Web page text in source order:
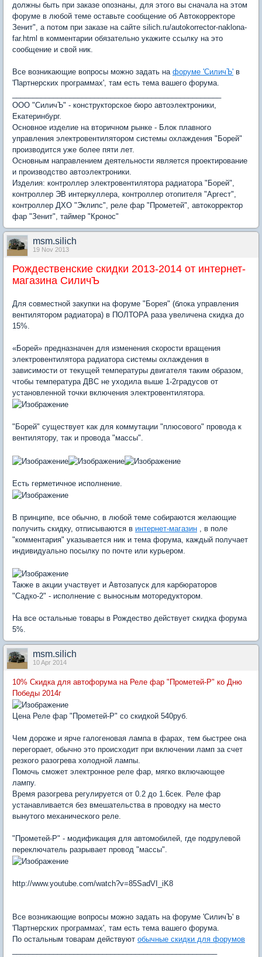
должны быть при заказе опознаны, для этого вы сначала на этом
форуме в любой теме оставьте сообщение об Автокорректоре
Зенит", а потом при заказе на сайте silich.ru/autokorrector-naklona-
far.html в комментарии обязательно укажите ссылку на это
сообщение и свой ник.
Все возникающие вопросы можно задать на форуме 'СиличЪ' в
'Партнерских программах', там есть тема вашего форума.
ООО "СиличЪ" - конструкторское бюро автоэлектроники,
Екатеринбург.
Основное изделие на вторичном рынке - Блок плавного
управления электровентилятором системы охлаждения "Борей"
производится уже более пяти лет.
Основным направлением деятельности является проектирование
и производство автоэлектроники.
Изделия: контроллер электровентилятора радиатора "Борей",
контроллер ЭВ интеркуллера, контроллер отопителя "Аргест",
контроллер ДХО "Эклипс", реле фар "Прометей", автокорректор
фар "Зенит", таймер "Кронос"
msm.silich
19 Nov 2013
Рождественские скидки 2013-2014 от интернет-
магазина СиличЪ
Для совместной закупки на форуме "Борея" (блока управления
вентилятором радиатора) в ПОЛТОРА раза увеличена скидка до
15%.
«Борей» предназначен для изменения скорости вращения
электровентилятора радиатора системы охлаждения в
зависимости от текущей температуры двигателя таким образом,
чтобы температура ДВС не уходила выше 1-2градусов от
установленной точки включения электровентилятора.
"Борей" существует как для коммутации "плюсового" провода к
вентилятору, так и провода "массы".
Есть герметичное исполнение.
В принципе, все обычно, в любой теме собираются желающие
получить скидку, отписываются в интернет-магазин , в поле
"комментария" указывается ник и тема форума, каждый получает
индивидуально посылку по почте или курьером.
Также в акции участвует и Автозапуск для карбюраторов
"Садко-2" - исполнение с выносным моторедуктором.
На все остальные товары в Рождество действует скидка форума
5%.
msm.silich
10 Apr 2014
10% Скидка для автофорума на Реле фар "Прометей-Р" ко Дню
Победы 2014г
Цена Реле фар "Прометей-Р" со скидкой 540руб.
Чем дороже и ярче галогеновая лампа в фарах, тем быстрее она
перегорает, обычно это происходит при включении ламп за счет
резкого разогрева холодной лампы.
Помочь сможет электронное реле фар, мягко включающее
лампу.
Время разогрева регулируется от 0.2 до 1.6сек. Реле фар
устанавливается без вмешательства в проводку на место
вынутого механического реле.
"Прометей-Р" - модификация для автомобилей, где подрулевой
переключатель разрывает провод "массы".
http://www.youtube.com/watch?v=85SadVI_iK8
Все возникающие вопросы можно задать на форуме 'СиличЪ' в
'Партнерских программах', там есть тема вашего форума.
По остальным товарам действуют обычные скидки для форумов